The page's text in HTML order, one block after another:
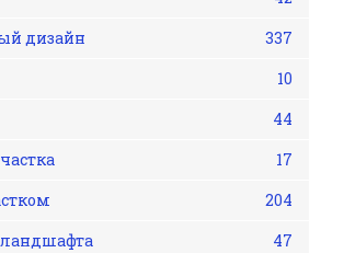
дизайн
337
10
44
17
204
47